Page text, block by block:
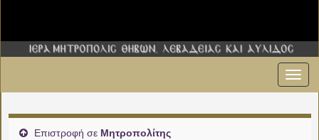
Επιστροφή σε Μητροπολίτης